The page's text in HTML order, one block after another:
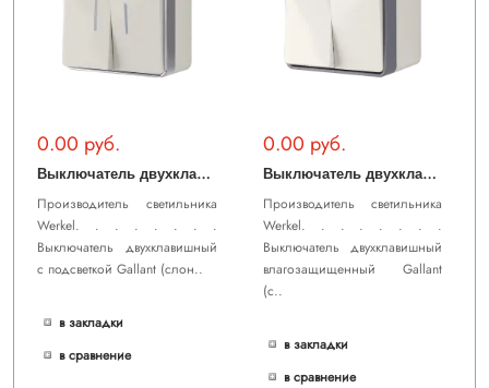
0.00 руб.
В
ыключатель двухклавишный с подсветкой Gallant (слоновая кость) WL15-03-03
Производитель светильника
Werkel. . . . . . . .
Выключатель двухклавишный
с подсветкой Gallant (слон..
в закладки
в сравнение
0.00 руб.
В
ыключатель двухклавишный влагозащищенный Gallant (слоновая кость) WL15-03-02
Производитель светильника
Werkel. . . . . . . .
Выключатель двухклавишный
влагозащищенный Gallant
(с..
в закладки
в сравнение